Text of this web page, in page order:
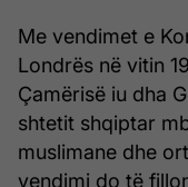
Me vendimet e
Londrës në vitin
Çamërisë iu dha
shtetit shqiptar
muslimane dhe
vendimi do të